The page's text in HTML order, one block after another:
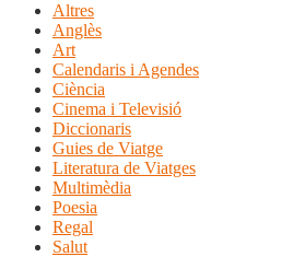
Altres
Anglès
Art
Calendaris i Agendes
Ciència
Cinema i Televisió
Diccionaris
Guies de Viatge
Literatura de Viatges
Multimèdia
Poesia
Regal
Salut